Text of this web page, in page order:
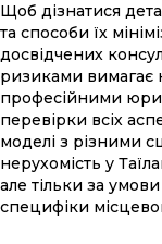
Щоб дізнатися
та способи їх
досвідчених
ризиками вимагає
професійними
перевірки всіх
моделі з різними
нерухомість у
але тільки за
специфіки